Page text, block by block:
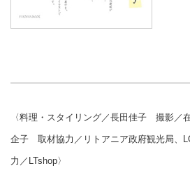
〈料理・スタイリング／長田佳子 撮影
企子 取材協力／リトアニア政府観光局、
力／LTshop〉